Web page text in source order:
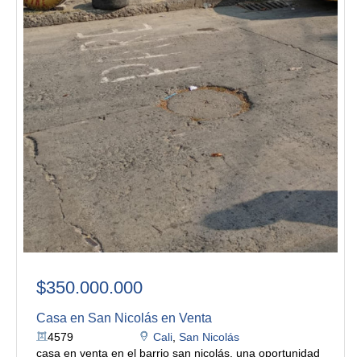
$350.000.000
Casa en San Nicolás en Venta
4579 Cali San Nicolás
casa en venta en el barrio san nicolás, una oportunidad